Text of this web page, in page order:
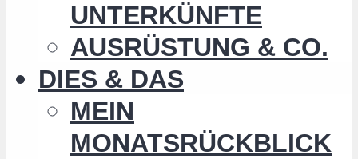
UNTERKÜNFTE
AUSRÜSTUNG & CO.
DIES & DAS
MEIN
MONATSRÜCKBLICK